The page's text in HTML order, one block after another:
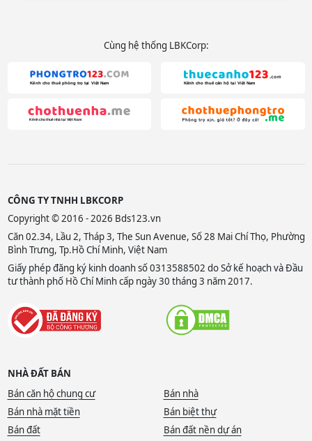
Cùng hệ thống LBKCorp:
CÔNG TY TNHH LBKCORP
Copyright © 2016 - 2026 Bds123.vn
Căn 02.34, Lầu 2, Tháp 3, The Sun Avenue, Số 28 Mai Chí Thọ, Phường
Bình Trưng, Tp.Hồ Chí Minh, Việt Nam
Giấy phép đăng ký kinh doanh số 0313588502 do Sở kế hoạch và Đầu
tư thành phố Hồ Chí Minh cấp ngày 30 tháng 3 năm 2017.
NHÀ ĐẤT BÁN
Bán căn hộ chung cư
Bán nhà
Bán nhà mặt tiền
Bán biệt thự
Bán đất
Bán đất nền dự án